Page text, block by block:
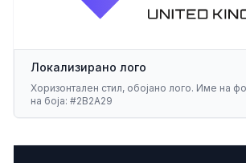
Локализирано лого
Хоризонтален стил, обојано лого. Име на
на боја: #2B2A29